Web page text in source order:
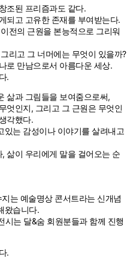
조된 프리즘과도 같다.
되고 고유한 존재를 부여받는다.
전의 근원을 본능적으로 그리워
리고 그 너머에는 무엇이 있을까?
로 만남으로서 아름다운 세상.
.
삶과 그림들을 보여줌으로써,
엇인지, 그리고 그 근원은 무엇인
각했다.
있는 감성이나 이야기를 살려내고
삶이 우리에게 말을 걸어오는 순
지는 예술명상 콘서트라는 신개념
왔습니다.
시는 달&숨 회원분들과 함께 진행
.